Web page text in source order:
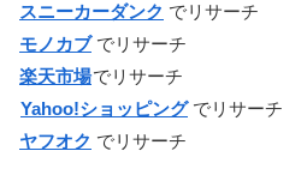
スニーカーダンク でリサーチ
モノカブでリサーチ
楽天市場でリサーチ
Yahoo!ショッピングでリサーチ
ヤフオク でリサーチ